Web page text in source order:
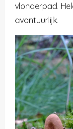
vlonderpad.
avontuurlijk.